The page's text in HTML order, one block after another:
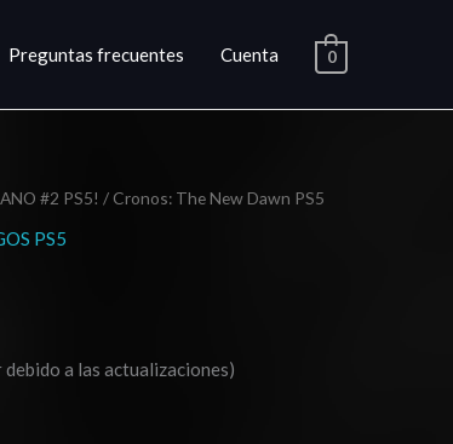
Preguntas frecuentes Cuenta 0
#2 PS5! / Cronos: The New Dawn PS5
PS5
a las actualizaciones)